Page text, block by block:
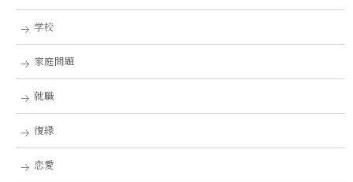
学校
家庭問題
就職
復縁
恋愛